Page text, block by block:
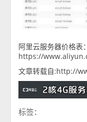
阿里云服务器价格表：
https://
文章转载自:http://
标签：